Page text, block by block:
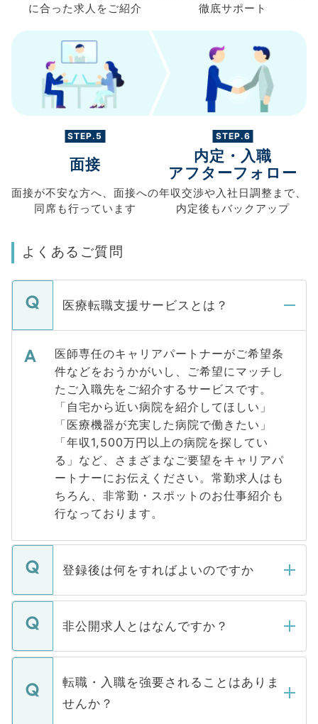
に合った求人を ご紹介
徹底サポート
STEP.5
面接
面接が不安な方へ、 面接への
同席も行っています
STEP.6
内定・入職
アフターフォロー
年収交渉や入社日調整まで、
内定後もバックアップ
よくあるご質問
医療転職支援サービスとは？
医師専任のキャリアパートナーがご希望条
件などをおうかがいし、ご希望にマッチし
たご入職先をご紹介するサービスです。
「自宅から近い病院を紹介してほしい」
「医療機器が充実した病院で働きたい」
「年収1,500万円以上の病院を探してい
る」など、さまざまなご要望をキャリアパ
ートナーにお伝えください。常勤求人はも
ちろん、非常勤・スポットのお仕事紹介も
行なっております。
登録後は何をすればよいのですか
ご登録いただきましたら、弊社担当者がご
登録内容を確認し、その後メールもしくは
ます。通常、5営業日以内にはご連絡をせて
いただきますので、しばらくお待ちくださ
非公開求人とはなんですか？
マイナビDOCTORで取り扱っている求人の
うち約3割は、Webサイトからご覧いただ
けない「非公開求人」です。非公開求人は
下記の理由によって、一般には公開してい
転職・入職を強要されることはありま
せんか？